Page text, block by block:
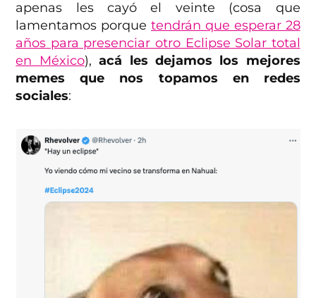
apenas les cayó el veinte (cosa que
lamentamos porquetendrán que esperar 28
años para presenciar otro Eclipse Solar total
en México),acá les dejamos los mejores
memes que nos topamos en redes
sociales: